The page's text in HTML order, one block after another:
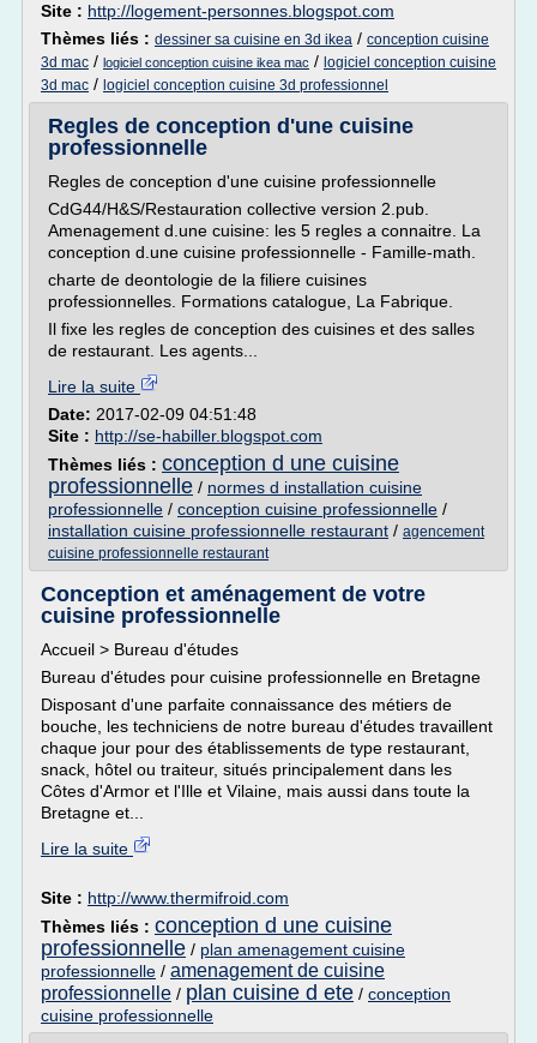
Site : http://logement-personnes.blogspot.com
Thèmes liés : dessiner sa cuisine en 3d ikea / conception cuisine
3d mac / logiciel conception cuisine ikea mac / logiciel conception cuisine
3d mac / logiciel conception cuisine 3d professionnel
Regles de conception d'une cuisine
professionnelle
Regles de conception d'une cuisine professionnelle
CdG44/H&S/Restauration collective version 2.pub.
Amenagement d.une cuisine: les 5 regles a connaitre. La
conception d.une cuisine professionnelle - Famille-math.
charte de deontologie de la filiere cuisines
professionnelles. Formations catalogue, La Fabrique.
Il fixe les regles de conception des cuisines et des salles
de restaurant. Les agents...
Lire la suite
Date: 2017-02-09 04:51:48
Site : http://se-habiller.blogspot.com
Thèmes liés : conception d une cuisine
professionnelle / normes d installation cuisine
professionnelle / conception cuisine professionnelle /
installation cuisine professionnelle restaurant / agencement
cuisine professionnelle restaurant
Conception et aménagement de votre
cuisine professionnelle
Accueil > Bureau d'études
Bureau d'études pour cuisine professionnelle en Bretagne
Disposant d'une parfaite connaissance des métiers de
bouche, les techniciens de notre bureau d'études travaillent
chaque jour pour des établissements de type restaurant,
snack, hôtel ou traiteur, situés principalement dans les
Côtes d'Armor et l'Ille et Vilaine, mais aussi dans toute la
Bretagne et...
Lire la suite
Site : http://www.thermifroid.com
Thèmes liés : conception d une cuisine
professionnelle / plan amenagement cuisine
professionnelle / amenagement de cuisine
professionnelle / plan cuisine d ete / conception
cuisine professionnelle